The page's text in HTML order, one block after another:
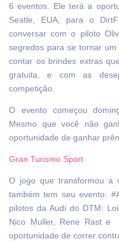
6 eventos. Ele terá a
Seatle, EUA, para o
conversar com o piloto
segredos para se tornar
contar os brindes extras
gratuita, e com as
competição.
O evento começou
Mesmo que você não
oportunidade de ganhar
Gran Turismo Sport
O jogo que transformou a
também tem seu evento:
pilotos da Audi do DTM:
Nico Muller, Rene Rast e
oportunidade de correr